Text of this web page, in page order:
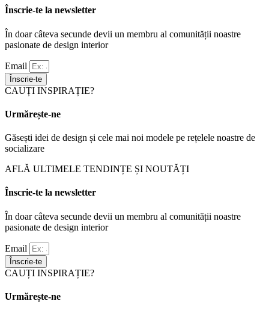
Înscrie-te la newsletter
În doar câteva secunde devii un membru al comunității noastre
pasionate de design interior
Email
Înscrie-te
CAUȚI INSPIRAȚIE?
Urmărește-ne
Găsești idei de design și cele mai noi modele pe rețelele noastre de
socializare
AFLĂ ULTIMELE TENDINȚE ȘI NOUTĂȚI
Înscrie-te la newsletter
În doar câteva secunde devii un membru al comunității noastre
pasionate de design interior
Email
Înscrie-te
CAUȚI INSPIRAȚIE?
Urmărește-ne